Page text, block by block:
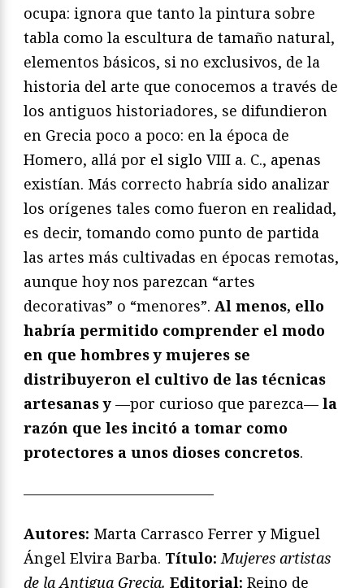
ocupa: ignora que tanto la pintura sobre
tabla como la escultura de tamaño natural,
elementos básicos, si no exclusivos, de la
historia del arte que conocemos a través de
los antiguos historiadores, se difundieron
en Grecia poco a poco: en la época de
Homero, allá por el siglo VIII a. C., apenas
existían. Más correcto habría sido analizar
los orígenes tales como fueron en realidad,
es decir, tomando como punto de partida
las artes más cultivadas en épocas remotas,
aunque hoy nos parezcan “artes
decorativas” o “menores”. Al menos, ello
habría permitido comprender el modo
en que hombres y mujeres se
distribuyeron el cultivo de las técnicas
artesanas y —por curioso que parezca— la
razón que les incitó a tomar como
protectores a unos dioses concretos.
—————————————
Autores: Marta Carrasco Ferrer y Miguel
Ángel Elvira Barba. Título:Mujeres artistas
de la Antigua Grecia. Editorial: Reino de